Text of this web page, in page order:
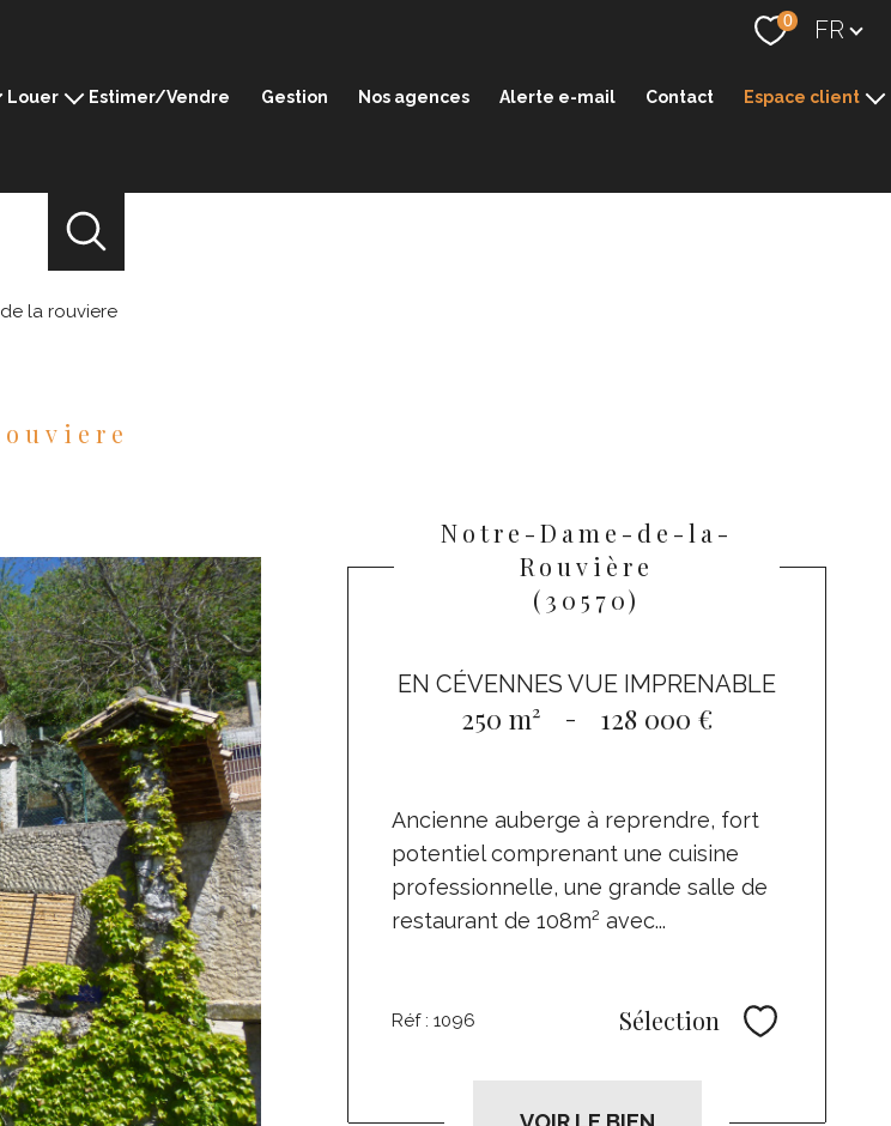
0 Langue
FR
Louer
Sommières
Estimer/Vendre Gestion Nos agences Alerte e-mail Contact Espace client
la rouviere
Notre-Dame-de-la-
Rouvière
(30570)
EN CÉVENNES VUE IMPRENABLE
250 m² - 128 000 €
Ancienne auberge à reprendre, fort
potentiel comprenant une cuisine
professionnelle, une grande salle de
restaurant de 108m² avec...
Réf : 1096 Sélection